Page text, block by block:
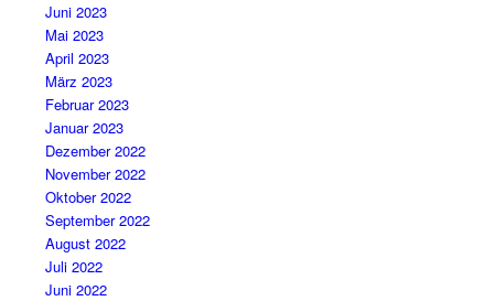
Juni 2023
Mai 2023
April 2023
März 2023
Februar 2023
Januar 2023
Dezember 2022
November 2022
Oktober 2022
September 2022
August 2022
Juli 2022
Juni 2022